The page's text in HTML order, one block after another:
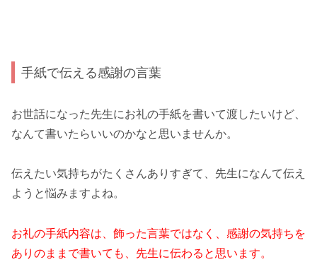
手紙で伝える感謝の言葉
お世話になった先生にお礼の手紙を書いて渡したいけど、
なんて書いたらいいのかなと思いませんか。
伝えたい気持ちがたくさんありすぎて、先生になんて伝え
ようと悩みますよね。
お礼の手紙内容は、飾った言葉ではなく、感謝の気持ちを
ありのままで書いても、先生に伝わると思います。